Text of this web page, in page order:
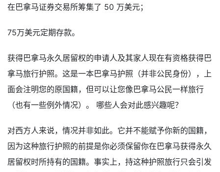
在巴拿马证券交易所筹集了 50 万美元；
75万美元定期存款。
获得巴拿马永久居留权的申请人及其家人现在有资格获得巴
拿马旅行护照。这是一本巴拿马护照（并非公民身份），上
面会注明您的原国籍，但可以让您像巴拿马公民一样旅行
（也有一些例外情况）。 哪些人会对此感兴趣呢？
对西方人来说，情况并非如此。它并不能赋予你新的国籍，
因为这种旅行护照的前提是你必须保留你在巴拿马获得永久
居留权时所持有的国籍。事实上，持这种护照旅行只会引发